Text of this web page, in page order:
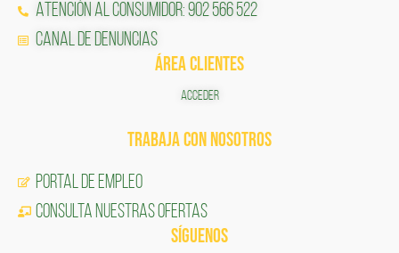
Atención al Consumidor: 902 566 522
Canal de Denuncias
ÁREA CLIENTES
ACCEDER
TRABAJA CON NOSOTROS
Portal de Empleo
CONSULTA NUESTRAS OFERTAS
SÍGUENOS